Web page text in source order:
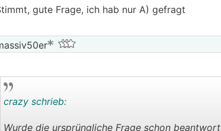
gute Frage, ich hab nur A) gefragt
crazy schrieb:
Wurde die ursprüngliche Frage schon